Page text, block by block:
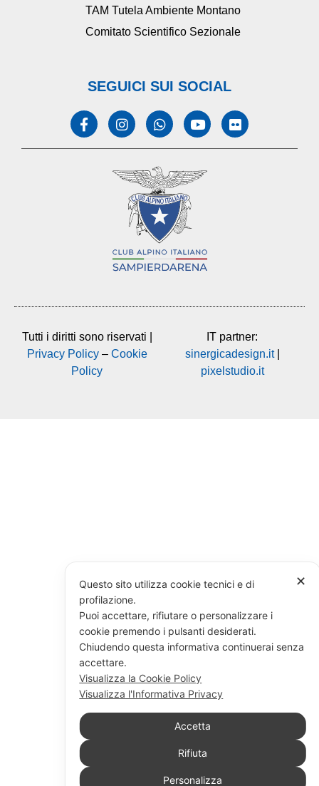
TAM Tutela Ambiente Montano
Comitato Scientifico Sezionale
SEGUICI SUI SOCIAL
Tutti i diritti sono riservati |
Privacy Policy– Cookie
Policy
IT partner:
sinergicadesign.it|
pixelstudio.it
✕
Questo sito utilizza cookie tecnici e di
profilazione.
Puoi accettare, rifiutare o personalizzare i
cookie premendo i pulsanti desiderati.
Chiudendo questa informativa continuerai senza
accettare.
Visualizza la Cookie Policy
Visualizza l'Informativa Privacy
Accetta
Rifiuta
Personalizza